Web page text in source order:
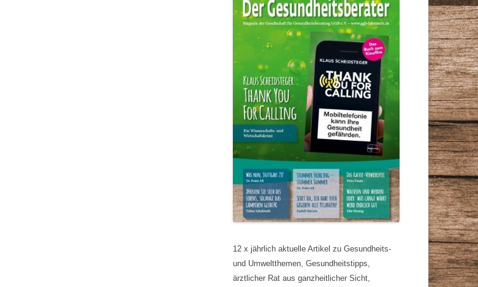
12 x jährlich aktuelle Artikel zu Gesundheits-
und Umweltthemen, Gesundheitstipps,
ärztlicher Rat aus ganzheitlicher Sicht,